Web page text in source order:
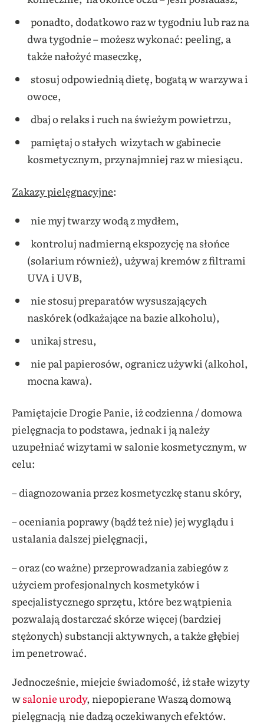
ponadto, dodatkowo raz w tygodniu lub raz na
dwa tygodnie – możesz wykonać: peeling, a
także nałożyć maseczkę,
stosuj odpowiednią dietę, bogatą w warzywa i
owoce,
dbaj o relaks i ruch na świeżym powietrzu,
pamiętaj o stałych wizytach w gabinecie
kosmetycznym, przynajmniej raz w miesiącu.
Zakazy pielęgnacyjne:
nie myj twarzy wodą z mydłem,
kontroluj nadmierną ekspozycję na słońce
(solarium również), używaj kremów z filtrami
UVA i UVB,
nie stosuj preparatów wysuszających
naskórek (odkażające na bazie alkoholu),
unikaj stresu,
nie pal papierosów, ogranicz używki (alkohol,
mocna kawa).
Pamiętajcie Drogie Panie, iż codzienna / domowa
pielęgnacja to podstawa, jednak i ją należy
uzupełniać wizytami w salonie kosmetycznym, w
celu:
– diagnozowania przez kosmetyczkę stanu skóry,
– oceniania poprawy (bądź też nie) jej wyglądu i
ustalania dalszej pielęgnacji,
– oraz (co ważne) przeprowadzania zabiegów z
użyciem profesjonalnych kosmetyków i
specjalistycznego sprzętu, które bez wątpienia
pozwalają dostarczać skórze więcej (bardziej
stężonych) substancji aktywnych, a także głębiej
im penetrować.
Jednocześnie, miejcie świadomość, iż stałe wizyty
wsalonie urody, niepopierane Waszą domową
pielęgnacją nie dadzą oczekiwanych efektów.